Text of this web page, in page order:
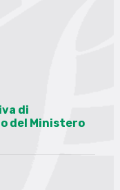
di
del Ministero